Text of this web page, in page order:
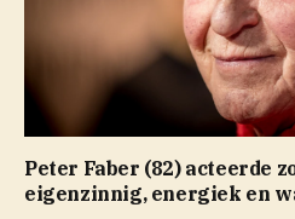
Peter Faber (82) acteerde
eigenzinnig, energiek en